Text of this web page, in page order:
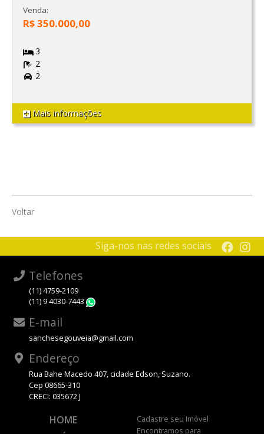
Venda:
R$ 350.000,00
3
2
2
Mais informações
Voltar
Siga-nos nas redes sociais
Telefones
(11) 4759-2109
(11) 9 4030-7443
E-mail
sanchesegouveia@gmail.com
Endereço
Rua Bahe Macedo 407, cidade Edson, Suzano.
Cep 08665-310
CRECI: 035672 J
HOME
Cadastre seu Imóvel
Encontramos para